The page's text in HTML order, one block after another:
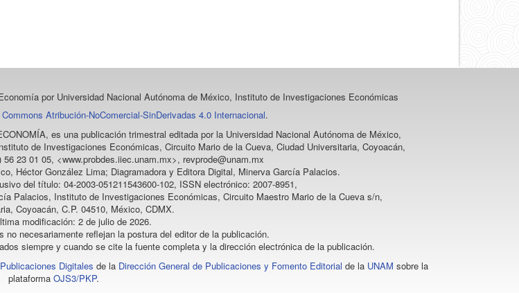
por Universidad Nacional Autónoma de México, Instituto de Investigaciones Económicas
Atribución-NoComercial-SinDerivadas 4.0 Internacional.
, es una publicación trimestral editada por la Universidad Nacional Autónoma de México,
de Investigaciones Económicas, Circuito Mario de la Cueva, Ciudad Universitaria, Coyoacán,
23 01 05, <www.probdes.iiec.unam.mx>, revprode@unam.mx
Héctor González Lima; Diagramadora y Editora Digital, Minerva García Palacios.
del título: 04-2003-051211543600-102, ISSN electrónico: 2007-8951,
Palacios, Instituto de Investigaciones Económicas, Circuito Maestro Mario de la Cueva s/n,
Coyoacán, C.P. 04510, México, CDMX.
modificación: 2 de julio de 2026.
no necesariamente reflejan la postura del editor de la publicación.
siempre y cuando se cite la fuente completa y la dirección electrónica de la publicación.
Digitales de la Dirección General de Publicaciones y Fomento Editorial de la UNAM sobre la
plataforma OJS3/PKP.